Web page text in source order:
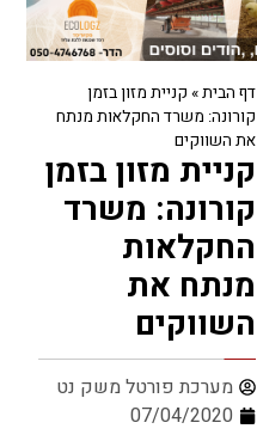
דף הבית» קניית מזון בזמן
קורונה: משרד החקלאות מנתח
את השווקים
קניית מזון בזמן
קורונה: משרד
החקלאות
מנתח את
השווקים
מערכת פורטל משק נט
07/04/2020